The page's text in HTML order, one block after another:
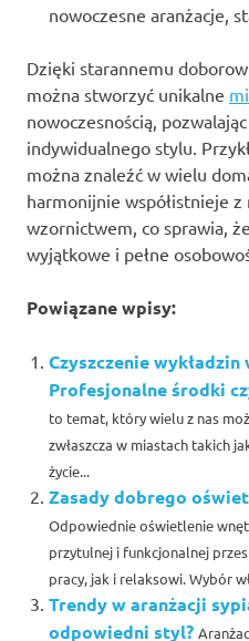
nowoczesne aranżacje,
Dzięki starannemu
można stworzyć unikalne
nowoczesnością,
indywidualnego stylu.
można znaleźć w wielu
harmonijnie współistnieje z
wzornictwem, co sprawia,
wyjątkowe i pełne
Powiązane wpisy:
Czyszczenie wykładzin
Profesjonalne środki
to temat, który wielu z nas
zwłaszcza w miastach takich
życie...
Zasady dobrego
Odpowiednie oświetlenie
przytulnej i funkcjonalnej
pracy, jak i relaksowi. Wybór
Trendy w aranżacji
odpowiedni styl?